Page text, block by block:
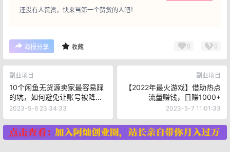
还没有人赞赏，快来当第一个赞赏的人吧！
海报分享 收藏 0 0
副业项目
10个闲鱼无货源卖家最容易踩
的坑，如何避免让账号被降
权？
2023-5-6 23:34:33
副业项目
【2022年最火游戏】借助热点
流量赚钱，日赚1000+
2023-5-7 11:01:33